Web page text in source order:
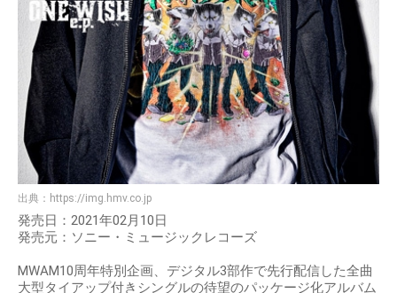
出典： https://img.hmv.co.jp
発売日：2021年02月10日
発売元：ソニー・ミュージックレコーズ
MWAM10周年特別企画、デジタル3部作で先行配信した全曲
大型タイアップ付きシングルの待望のパッケージ化アルバム